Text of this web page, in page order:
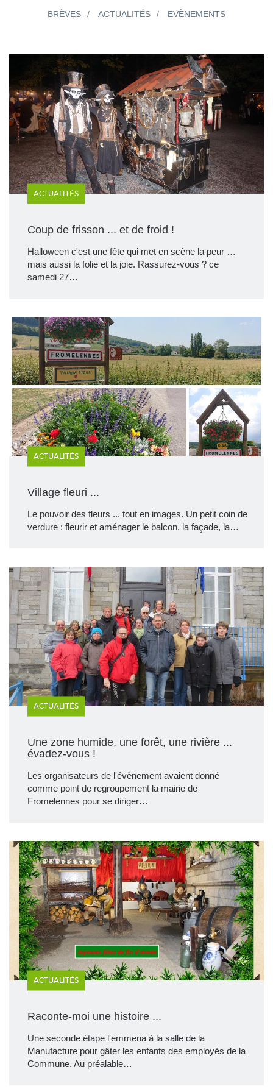
BRÈVES ACTUALITÉS EVÈNEMENTS
ACTUALITÉS
Coup de frisson ... et de froid !
Halloween c'est une fête qui met en scène la peur …
mais aussi la folie et la joie. Rassurez-vous ? ce
samedi 27…
ACTUALITÉS
Village fleuri ...
Le pouvoir des fleurs ... tout en images. Un petit coin de
verdure : fleurir et aménager le balcon, la façade, la…
ACTUALITÉS
Une zone humide, une forêt, une rivière ...
évadez-vous !
Les organisateurs de l'évènement avaient donné
comme point de regroupement la mairie de
Fromelennes pour se diriger…
ACTUALITÉS
Raconte-moi une histoire ...
Une seconde étape l'emmena à la salle de la
Manufacture pour gâter les enfants des employés de la
Commune. Au préalable…